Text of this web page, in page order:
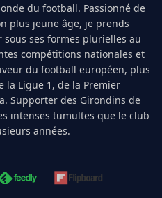
du football. Passionné de
plus jeune âge, je prends
ses formes plurielles au
compétitions nationales et
du football européen, plus
la Ligue 1, de la Premier
Supporter des Girondins de
intenses tumultes que le club
années.